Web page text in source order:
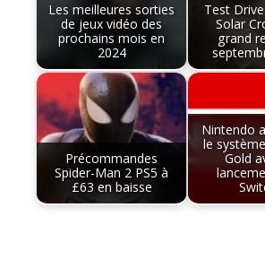
Les meilleures sorties
de jeux vidéo des
prochains mois en
2024
Test
Solar
grand
Précommandes
Spider-Man 2 PS5 à
£63 en baisse
Nintendo
le
Gold